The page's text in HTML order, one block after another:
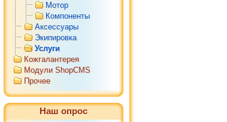
Мотор
Компоненты
Аксессуары
Экипировка
Услуги
Кожгалантерея
Модули ShopCMS
Прочее
Наш опрос